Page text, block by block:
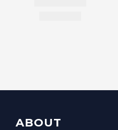
ABOUT